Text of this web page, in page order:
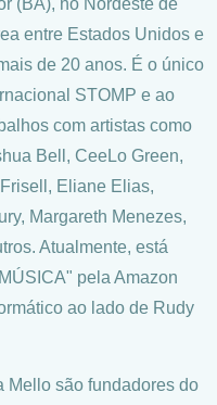
(BA), no Nordeste de
entre Estados Unidos e
de 20 anos. É o único
STOMP e ao
com artistas como
Bell, CeeLo Green,
Eliane Elias,
Margareth Menezes,
Atualmente, está
pela Amazon
ao lado de Rudy
Mello são fundadores do